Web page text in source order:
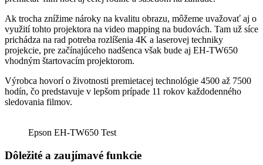
Ak trocha znížime nároky na kvalitu obrazu, môžeme uvažovať aj o
využití tohto projektora na video mapping na budovách. Tam už síce
prichádza na rad potreba rozlíšenia 4K a laserovej techniky
projekcie, pre začínajúceho nadšenca však bude aj EH-TW650
vhodným štartovacím projektorom.
Výrobca hovorí o životnosti premietacej technológie 4500 až 7500
hodín, čo predstavuje v lepšom prípade 11 rokov každodenného
sledovania filmov.
Epson EH-TW650 Test
Dôležité a zaujímavé funkcie